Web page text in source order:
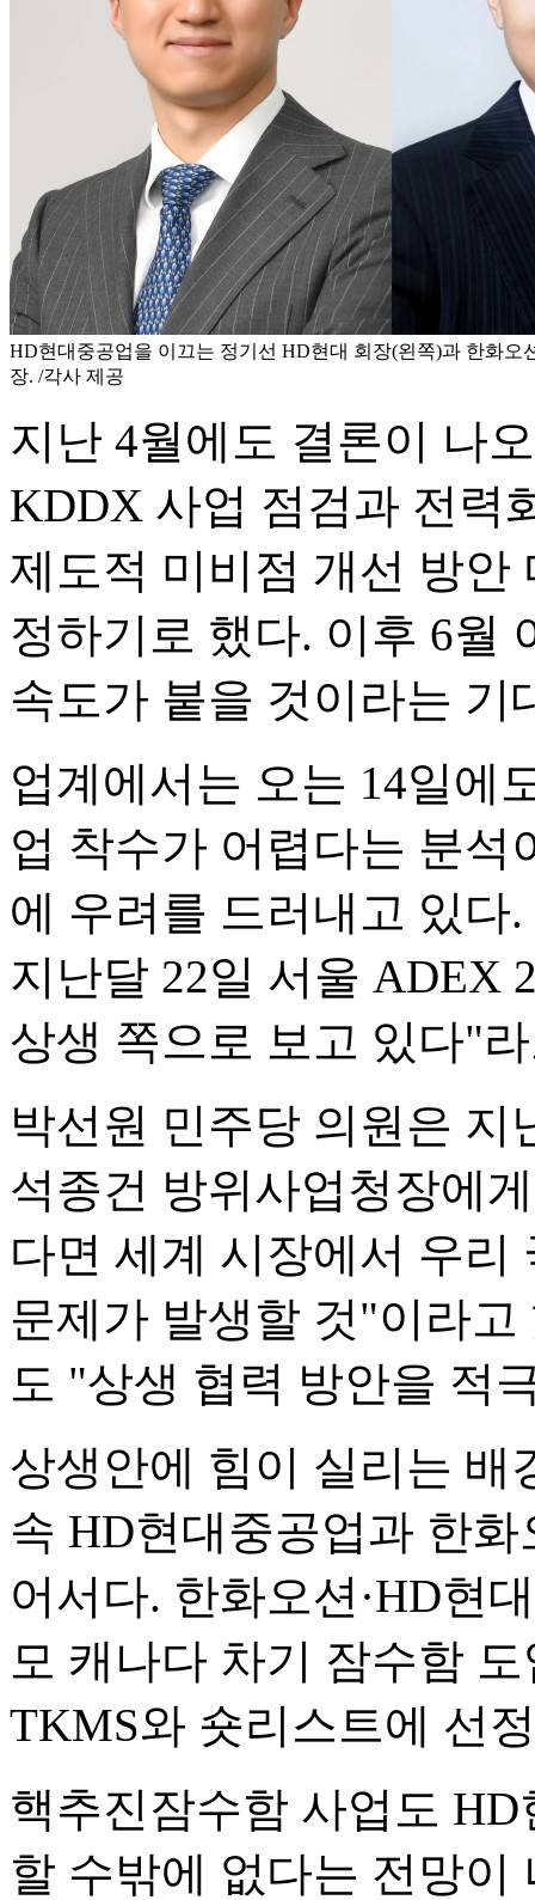
HD현대중공업을 이끄는 정기선 HD현대 회장(왼쪽)과 한화오
장. /각사 제공
지난 4월에도 결론이 나
KDDX 사업 점검과 전력
제도적 미비점 개선 방안
정하기로 했다. 이후 6월
속도가 붙을 것이라는 기
업계에서는 오는 14일에
업 착수가 어렵다는 분석
에 우려를 드러내고 있다
지난달 22일 서울 ADEX
상생 쪽으로 보고 있다"
박선원 민주당 의원은 지
석종건 방위사업청장에
다면 세계 시장에서 우리
문제가 발생할 것"이라
도 "상생 협력 방안을 적
상생안에 힘이 실리는 배
속 HD현대중공업과 한
어서다. 한화오션·HD현
모 캐나다 차기 잠수함
TKMS와 숏리스트에 선
핵추진잠수함 사업도
할 수밖에 없다는 전망이